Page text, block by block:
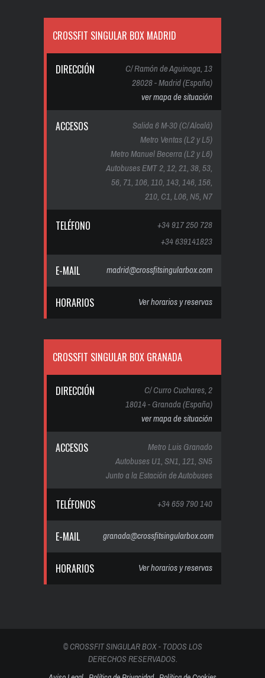
CROSSFIT SINGULAR BOX MADRID
DIRECCIÓN
C/ Ramón de Aguinaga, 13
28028 - Madrid (España)
ver mapa de situación
ACCESOS
Salida 6 M-30 (C/ Alcalá)
Metro Ventas (L2 y L5)
Metro Manuel Becerra (L2 y L6)
Autobuses EMT 2, 12, 21, 38, 53,
56, 71, 106, 110, 143, 146, 156,
210, C1, L06, N5, N7
TELÉFONO
+34 917 250 728
+34 639141823
E-MAIL madrid@crossfitsingularbox.com
HORARIOS Ver horarios y reservas
CROSSFIT SINGULAR BOX GRANADA
DIRECCIÓN
C/ Curro Cuchares, 2
18014 - Granada (España)
ver mapa de situación
ACCESOS
Metro Luis Granado
Autobuses U1, SN1, 121, SN5
Junto a la Estación de Autobuses
TELÉFONOS +34 659 790 140
E-MAIL granada@crossfitsingularbox.com
HORARIOS Ver horarios y reservas
© CROSSFIT SINGULAR BOX - TODOS LOS
DERECHOS RESERVADOS.